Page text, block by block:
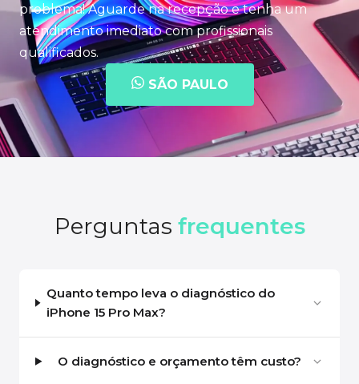
problema! Aguarde na recepção e tenha um
atendimento imediato com profissionais
qualificados.
SÃO PAULO
Perguntas frequentes
Quanto tempo leva o diagnóstico do
iPhone 15 Pro Max?
O diagnóstico e orçamento têm custo?